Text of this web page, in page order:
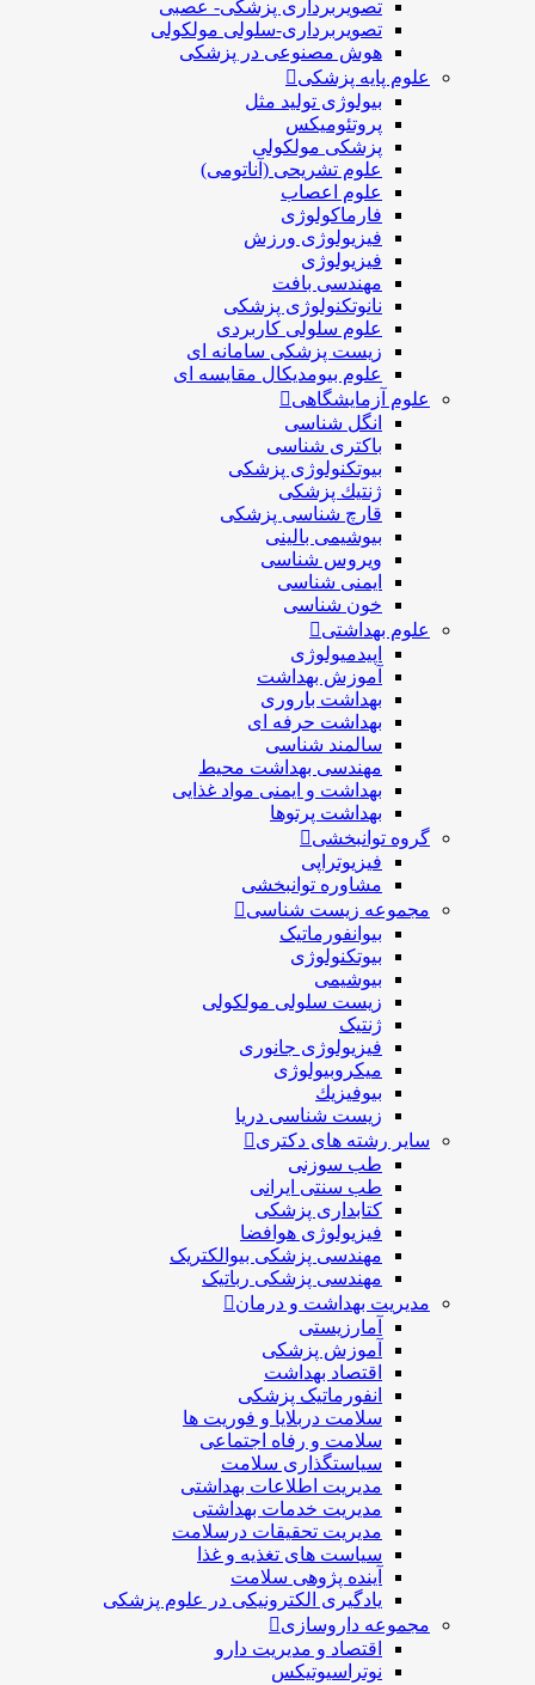
تصویربرداری پزشکی- عصبی
تصویربرداری-سلولی مولکولی
هوش مصنوعی در پزشکی
علوم پایه پزشکی
بیولوژی تولید مثل
پروتئومیکس
پزشکی مولکولی
علوم تشریحی (آناتومی)
علوم اعصاب
فارماکولوژی
فیزیولوژی ورزش
فیزیولوژی
مهندسی بافت
نانوتکنولوژی پزشکی
علوم سلولی کاربردی
زیست پزشکی سامانه ای
علوم بیومدیکال مقایسه ای
علوم آزمایشگاهی
انگل شناسی
باکتری شناسی
بیوتکنولوژی پزشکی
ژنتيك پزشکی
قارچ شناسی پزشكی
بیوشیمی بالینی
ویروس شناسی
ایمنی شناسی
خون شناسی
علوم بهداشتی
اپیدمیولوژی
آموزش بهداشت
بهداشت باروری
بهداشت حرفه ای
سالمند شناسی
مهندسی بهداشت محيط
بهداشت و ایمنی مواد غذایی
بهداشت پرتوها
گروه توانبخشی
فیزیوتراپی
مشاوره توانبخشی
مجموعه زیست شناسی
بیوانفورماتیک
بیوتکنولوژی
بیوشیمی
زیست سلولی مولکولی
ژنتیک
فیزیولوژی جانوری
میکروبیولوژی
بيوفيزيك
زیست شناسی دریا
سایر رشته های دکتری
طب سوزنی
طب سنتی ایرانی
کتابداری پزشکی
فیزیولوژی هوافضا
مهندسی پزشکی بیوالکتریک
مهندسی پزشکی رباتیک
مدیریت بهداشت و درمان
آمارزیستی
آموزش پزشکی
اقتصاد بهداشت
انفورماتیک پزشکی
سلامت دربلايا و فوريت ها
سلامت و رفاه اجتماعی
سیاستگذاری سلامت
مدیریت اطلاعات بهداشتی
مدیریت خدمات بهداشتی
مدیریت تحقیقات درسلامت
سیاست های تغذیه و غذا
آینده پژوهی سلامت
یادگیری الکترونیکی در علوم پزشکی
مجموعه داروسازی
اقتصاد و مديريت دارو
نوتراسیوتیکس